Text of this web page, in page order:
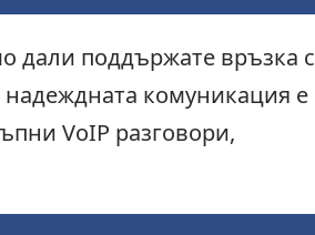
дали поддържате връзка с
комуникация е
VoIP разговори,